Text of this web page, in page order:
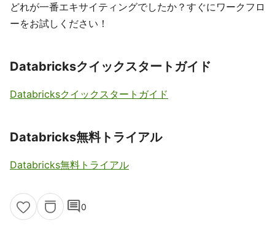
どれが一番エキサイティングでしたか？すぐにワークフロ
ーをお試しください！
Databricksクイックスタートガイド
Databricksクイックスタートガイド
Databricks無料トライアル
Databricks無料トライアル
comment0